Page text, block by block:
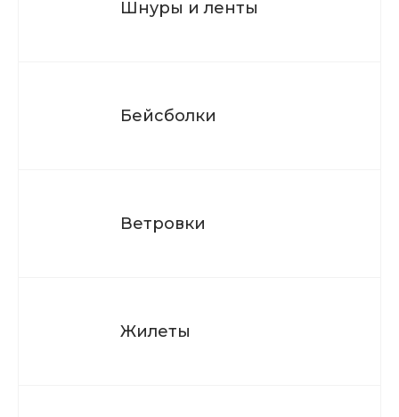
Шнуры и ленты
Бейсболки
Ветровки
Жилеты